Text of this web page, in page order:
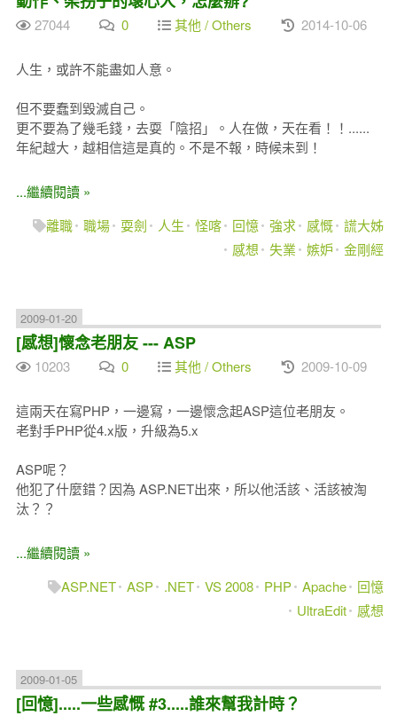
27044 0 其他 / Others 2014-10-06
人生，或許不能盡如人意。
但不要蠢到毀滅自己。
更不要為了幾毛錢，去耍「陰招」。人在做，天在看！！......
年紀越大，越相信這是真的。不是不報，時候未到！
...繼續閱讀 »
離職 職場 耍劍 人生 怪喀 回憶 強求 感慨 謊大姊
感想
失業 嫉妒 金剛經
2009-01-20
[感想]懷念老朋友 --- ASP
10203 0 其他 / Others 2009-10-09
這兩天在寫PHP，一邊寫，一邊懷念起ASP這位老朋友。
老對手PHP從4.x版，升級為5.x
ASP呢？
他犯了什麼錯？因為 ASP.NET出來，所以他活該、活該被淘
汰？？
...繼續閱讀 »
ASP.NET ASP .NET VS 2008 PHP Apache
回憶
UltraEdit
感想
2009-01-05
[回憶].....一些感慨 #3.....誰來幫我計時？